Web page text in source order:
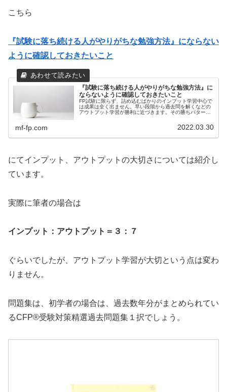
こちら
『試験に落ち続ける人がやりがちな勉強方法』にならない
ように確認しておきたいこと
『試験に落ち続ける人がやりがちな勉強方法』に
ならないように確認しておきたいこと
FP試験に限らず、詰め込むばかりのインプット学習中心で
は成果は全く出ません。早い段階から過去問を解くなどの
アウトプット学習が勝利に近づきます。その勝ちパターン
mf-fp.com 2022.03.30
にてインプット、アウトプットの大切さについては紹介し
ています。
実際に筆者の場合は
インプット：アウトプット＝３：７
ぐらいでしたが、アウトプット学習が大切という点は変わ
りません。
問題集は、初学者の場合は、過去数年分がまとめられてい
るCFP®受験対策精選過去問題集１択でしょう。